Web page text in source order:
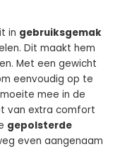
in gebruiksgemak
Dit maakt hem
Met een gewicht
eenvoudig op te
mee in de
van extra comfort
gepolsterde
even aangenaam